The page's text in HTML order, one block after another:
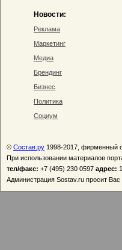
Новости:
Реклама
Маркетинг
Медиа
Брендинг
Бизнес
Политика
Социум
© Состав.ру 1998-2017, фирменный
При использовании материалов
тел/факс: +7 (495) 230 0597 адрес:
Администрация Sostav.ru просит